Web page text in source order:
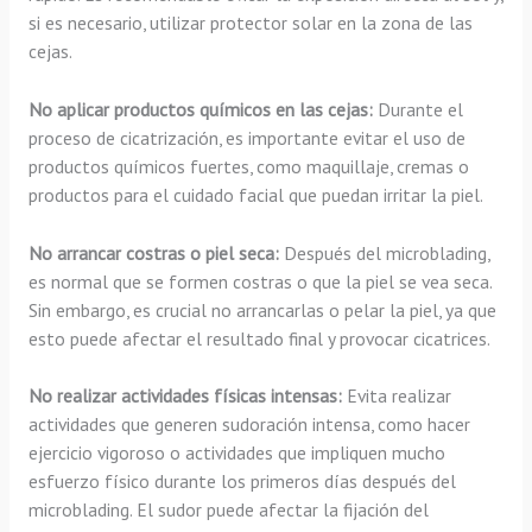
si es necesario, utilizar protector solar en la zona de las
cejas.
No aplicar productos químicos en las cejas:Durante el
proceso de cicatrización, es importante evitar el uso de
productos químicos fuertes, como maquillaje, cremas o
productos para el cuidado facial que puedan irritar la piel.
No arrancar costras o piel seca:Después del microblading,
es normal que se formen costras o que la piel se vea seca.
Sin embargo, es crucial no arrancarlas o pelar la piel, ya que
esto puede afectar el resultado final y provocar cicatrices.
No realizar actividades físicas intensas:Evita realizar
actividades que generen sudoración intensa, como hacer
ejercicio vigoroso o actividades que impliquen mucho
esfuerzo físico durante los primeros días después del
microblading. El sudor puede afectar la fijación del